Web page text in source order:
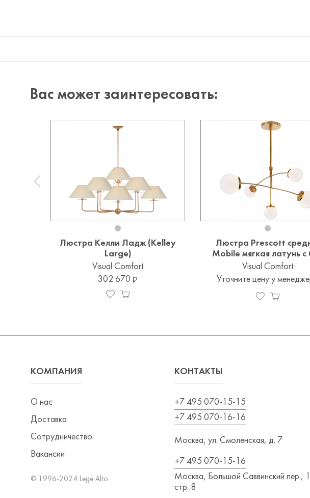
Вас может заинтересовать:
Люстра Келли Ладж (Kelley
Large)
Visual Comfort
302 670
Люстра Prescott
Mobile мягкая латунь с
Visual Comfort
Уточните цену у
КОМПАНИЯ
О нас
Доставка
Сотрудничество
Вакансии
© 1996-2024 Lege Alto
КОНТАКТЫ
+7 495 070-15-15
+7 495 070-16-16
Москва, ул. Смоленская, д. 7
+7 495 070-15-16
Москва, Большой Саввинский пер.,
стр. 8